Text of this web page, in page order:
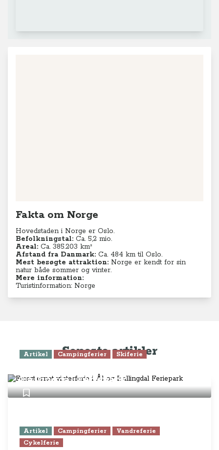
Fakta om Norge
Hovedstaden i Norge er Oslo.
Befolkningstal: Ca. 5,2 mio.
Areal: Ca. 385.203 km²
Afstand fra Danmark: Ca. 484 km til Oslo.
Mest besøgte attraktion: Norge er kendt for sin
natur både sommer og vinter.
Mere information:
Turistinformation: Norge
Seneste artikler
Artikel Campingferier Skiferie
Hallingdal Feriepark
Artikel Campingferier
Vandreferie
Cykelferie